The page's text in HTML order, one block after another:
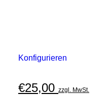
Konfigurieren
€25,00 zzgl. MwSt.